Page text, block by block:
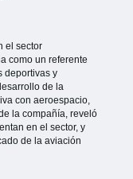
el sector
como un referente
deportivas y
de la
con aeroespacio,
la compañía, reveló
en el sector, y
de la aviación